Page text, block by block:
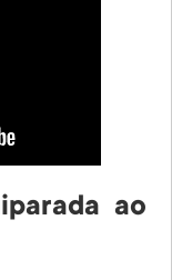
ao